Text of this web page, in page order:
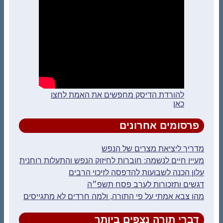
להורדת הדיסק מחפשים את האמת לחצו
כאן
פרסומים אחרונים
מדריך ליציאת מצרים של הנפש
מעיין חיים לנשמה: חוברות לחיזוק הנפש והתעלות רוחנית
עלון הכנה לשבועות להדפסה לזיכוי הרבים
דגשים ותזכורות לערב פסח תשפ״ה
מהו צבא אמתי על פי התורה, ולמה חרדים לא מתגייסים
דברי תורה נצפים ביותר